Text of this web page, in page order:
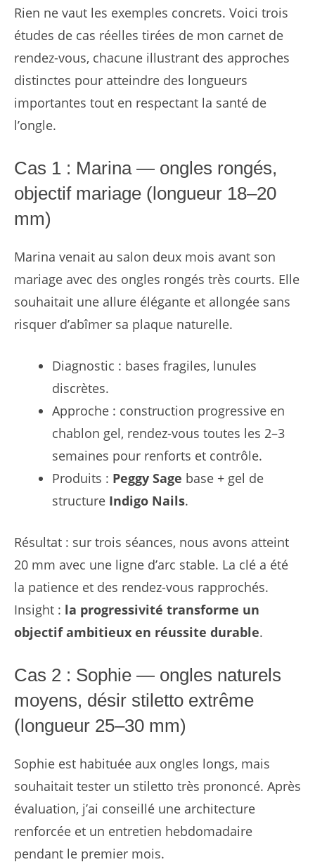
Rien ne vaut les exemples concrets. Voici trois
études de cas réelles tirées de mon carnet de
rendez-vous, chacune illustrant des approches
distinctes pour atteindre des longueurs
importantes tout en respectant la santé de
l’ongle.
Cas 1 : Marina — ongles rongés,
objectif mariage (longueur 18–20
mm)
Marina venait au salon deux mois avant son
mariage avec des ongles rongés très courts. Elle
souhaitait une allure élégante et allongée sans
risquer d’abîmer sa plaque naturelle.
Diagnostic : bases fragiles, lunules
discrètes.
Approche : construction progressive en
chablon gel, rendez-vous toutes les 2–3
semaines pour renforts et contrôle.
Produits : Peggy Sage base + gel de
structure Indigo Nails.
Résultat : sur trois séances, nous avons atteint
20 mm avec une ligne d’arc stable. La clé a été
la patience et des rendez-vous rapprochés.
Insight : la progressivité transforme un
objectif ambitieux en réussite durable.
Cas 2 : Sophie — ongles naturels
moyens, désir stiletto extrême
(longueur 25–30 mm)
Sophie est habituée aux ongles longs, mais
souhaitait tester un stiletto très prononcé. Après
évaluation, j’ai conseillé une architecture
renforcée et un entretien hebdomadaire
pendant le premier mois.